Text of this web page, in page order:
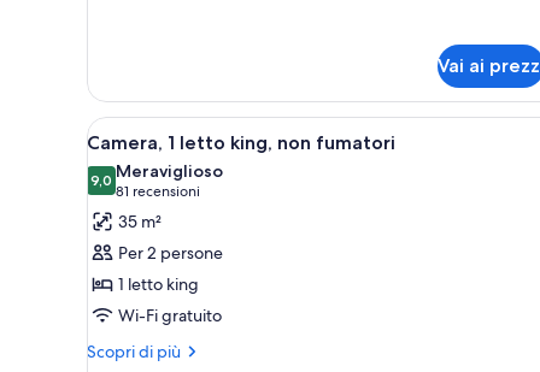
multipli,
non
fumatori
Vai ai
Apri
tutte
le
foto
per
Camera,
1
letto
king,
Camera d'albergo con un
5
Camera, 1 letto king, non fumatori
9,09,0 su 10
Meraviglioso
81 recensioni
(81
recensioni)
35 m²
Per 2 persone
1 letto king
Wi-Fi gratuito
Scopri di più
Altri